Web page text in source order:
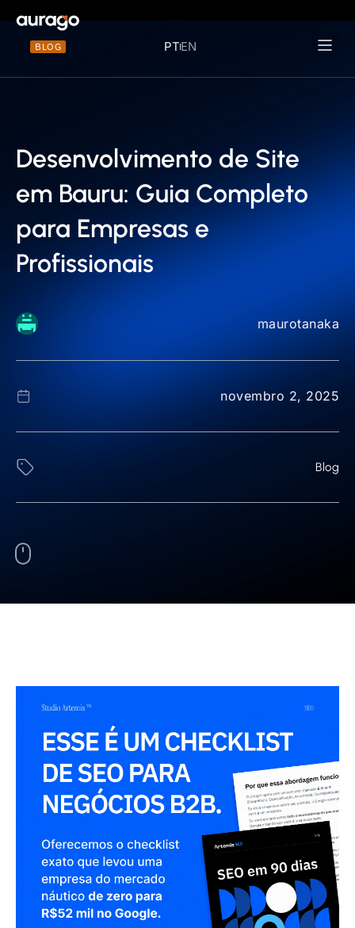
BLOG PTEN
Desenvolvimento de Site
em Bauru: Guia Completo
para Empresas e
Profissionais
maurotanaka
novembro 2, 2025
Blog